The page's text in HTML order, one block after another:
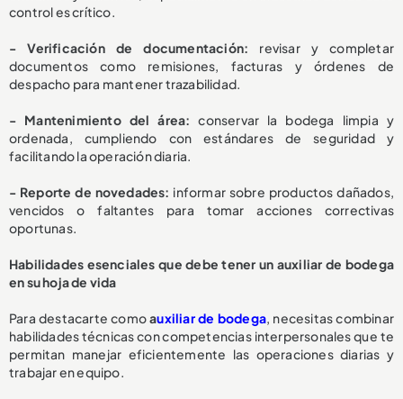
control es crítico.
- Verificación de documentación: revisar y completar
documentos como remisiones, facturas y órdenes de
despacho para mantener trazabilidad.
- Mantenimiento del área: conservar la bodega limpia y
ordenada, cumpliendo con estándares de seguridad y
facilitando la operación diaria.
- Reporte de novedades: informar sobre productos dañados,
vencidos o faltantes para tomar acciones correctivas
oportunas.
Habilidades esenciales que debe tener un auxiliar de bodega
en su hoja de vida
Para destacarte comoauxiliar de bodega, necesitas combinar
habilidades técnicas con competencias interpersonales que te
permitan manejar eficientemente las operaciones diarias y
trabajar en equipo.